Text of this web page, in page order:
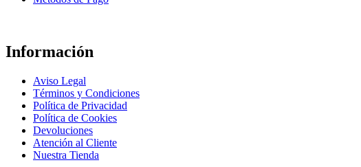
Información
Aviso Legal
Términos y Condiciones
Política de Privacidad
Política de Cookies
Devoluciones
Atención al Cliente
Nuestra Tienda